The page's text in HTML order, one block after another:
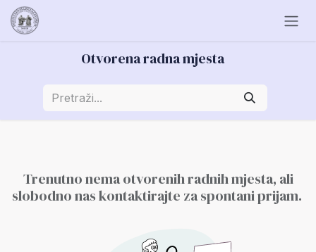
Skip to Content
Otvorena radna mjesta
Trenutno nema otvorenih radnih mjesta, ali
slobodno nas kontaktirajte za spontani prijam.